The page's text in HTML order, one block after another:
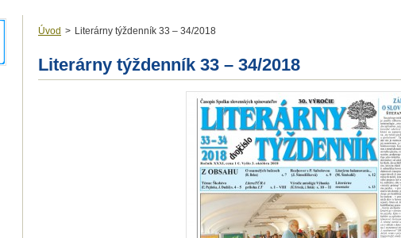
Úvod > Literárny týždenník 33 – 34/2018
Literárny týždenník 33 – 34/2018